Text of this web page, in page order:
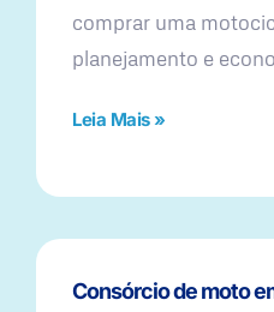
comprar uma
planejamento e
Leia Mais »
Consórcio de moto